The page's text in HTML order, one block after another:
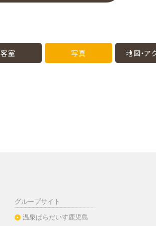
客室 写真 地図・ア
グループサイト
温泉ぱらだいす鹿児島